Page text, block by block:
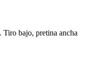
bajo, pretina ancha